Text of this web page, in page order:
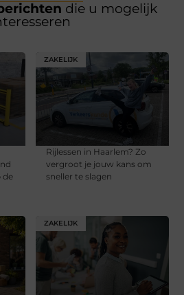
die u mogelijk
de
ZAKELIJK
Rijlessen in Haarlem? Zo
vergroot je jouw kans om
sneller te slagen
ZAKELIJK